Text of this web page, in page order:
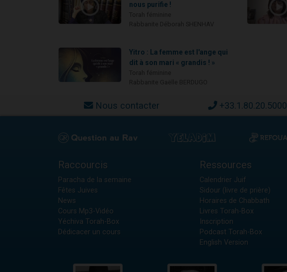
nous purifie !
Yitro : La femme est l'ange qui
dit à son mari « grandis ! »
Nous contacter +33.1.80.20.5000
Raccourcis
Paracha de la semaine
Fêtes Juives
News
Cours Mp3-Vidéo
Yéchiva Torah-Box
Dédicacer un cours
Ressources
Calendrier Juif
Sidour (livre de prière)
Horaires de Chabbath
Livres Torah-Box
Inscription
Podcast Torah-Box
English Version